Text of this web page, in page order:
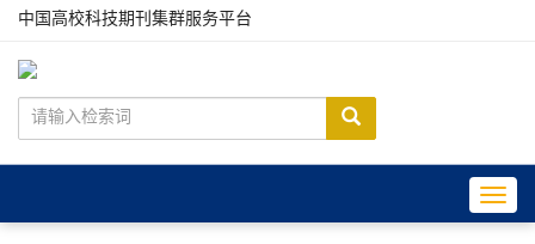
中国高校科技期刊集群服务平台